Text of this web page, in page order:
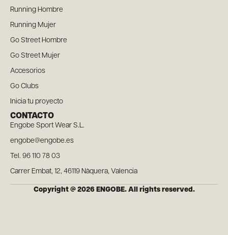
Running Hombre
Running Mujer
Go Street Hombre
Go Street Mujer
Accesorios
Go Clubs
Inicia tu proyecto
CONTACTO
Engobe Sport Wear S.L.
engobe@engobe.es
Tel. 96 110 78 03
Carrer Embat, 12, 46119 Nàquera, Valencia
Copyright @ 2026 ENGOBE. All rights reserved.